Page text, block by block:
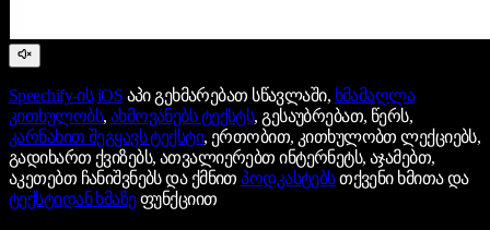
Speechify-ის iOS აპი გეხმარებათ სწავლაში, ხმამაღლა
კითხულობს, ახმოვანებს ტექსტს, გესაუბრებათ, წერს,
კარნახით შეგყავს ტექსტი, ერთობით, კითხულობთ ლექციებს,
გადიხართ ქვიზებს, ათვალიერებთ ინტერნეტს, აჯამებთ,
აკეთებთ ჩანიშვნებს და ქმნითპოდკასტებსთქვენი ხმითა და
ტექსტიდან ხმაზეფუნქციით